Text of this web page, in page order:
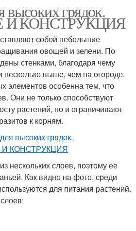
высоких грядок.
КОНСТРУКЦИЯ
собой небольшие
овощей и зелени. По
стенками, благодаря чему
выше, чем на огороде.
элементов особенна тем, что
Они не только способствуют
растений, но и ограничивают
к корням.
нескольких слоев, поэтому ее
Как видно на фото, среди
для питания растений.